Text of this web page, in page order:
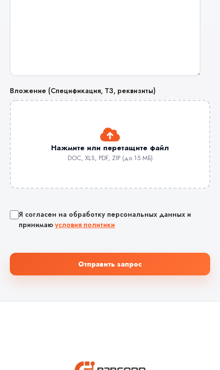
Вложение (Спецификация, ТЗ, реквизиты)
Нажмите или перетащите файл
DOC, XLS, PDF, ZIP (до 15 МБ)
Я согласен на обработку персональных данных и
принимаю условия политики
Отправить запрос